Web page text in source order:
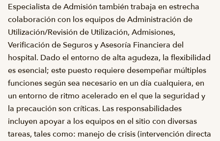
Especialista de Admisión también trabaja en estrecha
colaboración con los equipos de Administración de
Utilización/Revisión de Utilización, Admisiones,
Verificación de Seguros y Asesoría Financiera del
hospital. Dado el entorno de alta agudeza, la flexibilidad
es esencial; este puesto requiere desempeñar múltiples
funciones según sea necesario en un día cualquiera, en
un entorno de ritmo acelerado en el que la seguridad y
la precaución son críticas. Las responsabilidades
incluyen apoyar a los equipos en el sitio con diversas
tareas, tales como: manejo de crisis (intervención directa